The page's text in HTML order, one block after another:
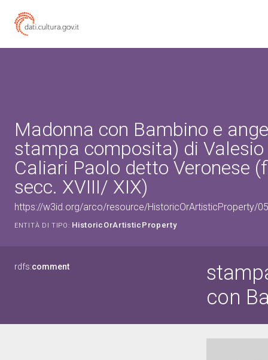
Madonna con Bambino e
stampa composita) di Valesio
Caliari Paolo detto Veronese
secc. XVIII/ XIX)
https://w3id.org/arco/resource/HistoricOrArtisticProperty/
ENTITÀ DI TIPO: HistoricOrArtisticProperty
rdfs:comment
con